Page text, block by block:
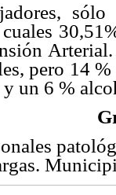
sólo
pero 14
un 6 %